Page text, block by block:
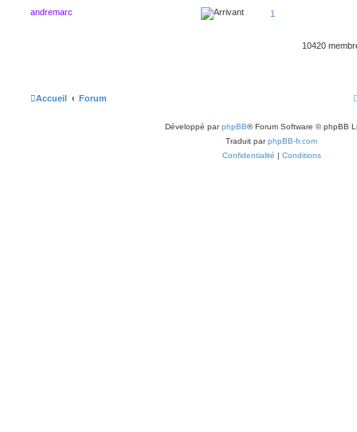
andremarc 1
10420
Accueil Forum
Développé parphpBB® Forum Software © phpBB
Traduit parphpBB-fr.com
Confidentialité | Conditions